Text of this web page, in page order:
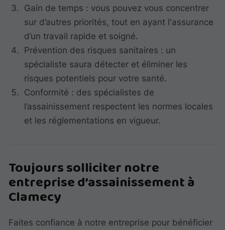
Gain de temps : vous pouvez vous concentrer
sur d’autres priorités, tout en ayant l'assurance
d’un travail rapide et soigné.
Prévention des risques sanitaires : un
spécialiste saura détecter et éliminer les
risques potentiels pour votre santé.
Conformité : des spécialistes de
l’assainissement respectent les normes locales
et les réglementations en vigueur.
Toujours solliciter notre
entreprise d’assainissement à
Clamecy
Faites confiance à notre entreprise pour bénéficier